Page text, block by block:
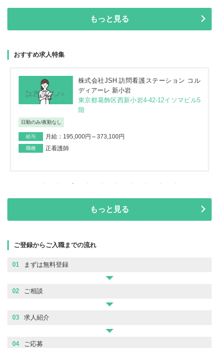
もっと見る
おすすめ求人特集
株式会社JSH 訪問看護ステーション コル
ディアーレ 新小岩
東京都葛飾区西新小岩4-42-12イソマビル5
階
日勤のみ/夜勤なし
給与 月給：195,000円～373,100円
職種 正看護師
もっと見る
ご登録からご入職までの流れ
01 まずは無料登録
02 ご相談
03 求人紹介
04 ご応募